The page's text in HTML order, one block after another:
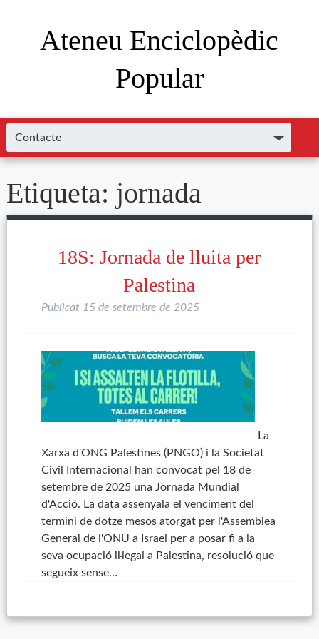
Ateneu Enciclopèdic
Popular
Etiqueta: jornada
18S: Jornada de lluita per
Palestina
Publicat 15 de setembre de 2025
La
Xarxa d'ONG Palestines (PNGO) i la Societat
Civil Internacional han convocat pel 18 de
setembre de 2025 una Jornada Mundial
d'Acció. La data assenyala el venciment del
termini de dotze mesos atorgat per l'Assemblea
General de l'ONU a Israel per a posar fi a la
seva ocupació il·legal a Palestina, resolució que
segueix sense…